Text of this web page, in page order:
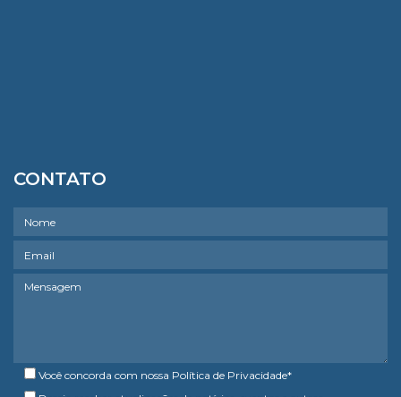
CONTATO
Você concorda com nossa Política de Privacidade*